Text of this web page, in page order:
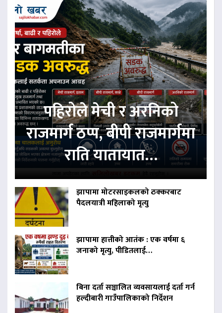
पहिरोले मेची र अरनिको
राजमार्ग ठप्प, बीपी राजमार्गमा
राति यातायात…
झापामा मोटरसाइकलको ठक्करबाट
पैदलयात्री महिलाको मृत्यु
झापामा हात्तीको आतंक : एक वर्षमा ६
जनाको मृत्यु, पीडितलाई…
बिना दर्ता सञ्चालित व्यवसायलाई दर्ता गर्न
हल्दीबारी गाउँपालिकाको निर्देशन